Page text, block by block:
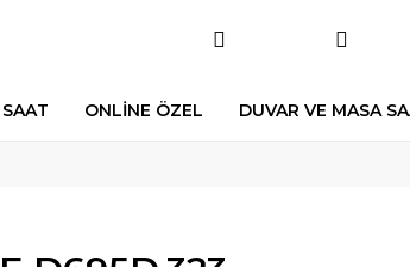
ONLİNE ÖZEL DUVAR VE MASA